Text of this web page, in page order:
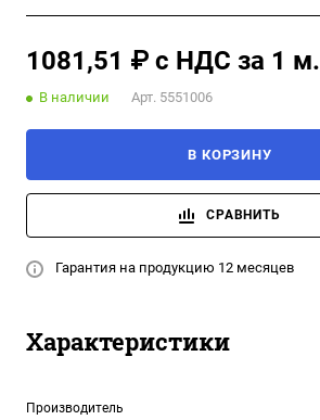
1081,51 ₽ с НДС за 1 м.
В наличии Арт. 5551006
В КОРЗИНУ
СРАВНИТЬ
Гарантия на продукцию 12 месяцев
Характеристики
Производитель